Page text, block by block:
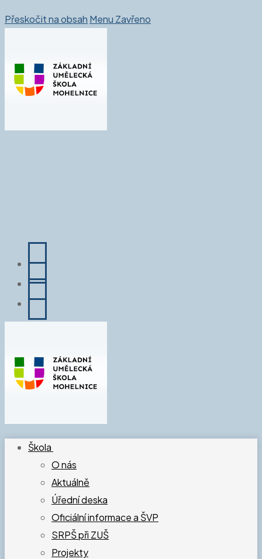
Přeskočit na obsah Menu Zavřeno
Škola
O nás
Aktuálně
Úřední deska
Oficiální informace a ŠVP
SRPŠ při ZUŠ
Projekty